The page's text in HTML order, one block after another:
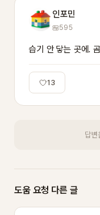
인포민
595
습기 안 닿는 곳에.
13
답변
도움 요청 다른 글